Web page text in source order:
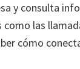
y consulta
las
cómo